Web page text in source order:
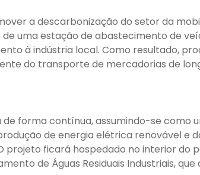
a descarbonização do setor da
uma estação de abastecimento de
à indústria local. Como resultado,
do transporte de mercadorias de
forma contínua, assumindo-se como
de energia elétrica renovável e
projeto ficará hospedado no interior do
de Águas Residuais Industriais, que